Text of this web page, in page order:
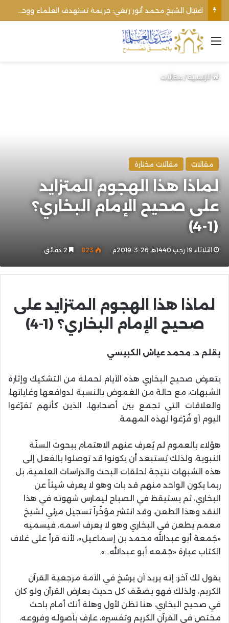
القائمة
الرئيسية/مقالات
مقالات مقالات مختارة
لماذا هذا الهجوم المتزايد
على صحيح الإمام البخاري؟
(1-4)
الثلاثاء 19 رجب 1440هـ 26-3-2019م 823
لماذا هذا الهجوم المتزايد على
صحيح الإمام البخاري؟ (1-4)
بقلم د. محمد عياش الكبيسي
يتعرض صحيح البخاري هذه الأيام لحملة من التشكيك وإثارة
الشبهات، مع حالة من الغموض بالنسبة لدوافعها وغاياتها،
والعلاقات التي تجمع بين أصحابها، الذين كأنهم تفرّغوا
اليوم أو فُرّغوا لهذه المهمة.
هؤلاء بالعموم لم يُعرف عنهم الاهتمام ببحوث السنّة
النبوية، ولذلك يُستبعد أن يكونوا قد توصلوا بالفعل إلى
هذه الشبهات نتيجة لحلقات البحث والدراسات العلمية، بل
ربما يكون الواحد منهم قد بات وهو لا يعرف شيئاً عن
البخاري، ثم يستيقظ في الصباح ليمارس شهوته في هذا
النقد وهذا الطعن، وقد انتشر مؤخّراً تسجيل مرئي لشيخ
معمم يطعن في البخاري وهو لا يعرف اسمه، فيسميه
«جُمعة أبو عبدالله محمد بن إسماعيل»، لأنه قرأ على غلاف
الكتاب عبارة «جَمَعه أبو عبدالله…».
يقول لك آخر: إنه يريد أن يرسّخ في الأمة مرجعية القرآن
الكريم، ولذلك فهو يضعّف كل حديث يعارض القرآن ولو كان
في صحيح البخاري، هنا تظن لأول وهلة أنك أمام باحث
مختص في القرآن الكريم وتفسيره، عارف بأصوله وفروعه،